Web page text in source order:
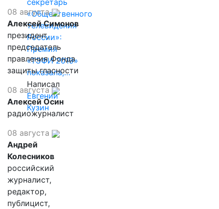
секретарь
«Общественного
телевидения
России»:
Премия
«ТЭФИ 2019»
показала,…
Написал
Евгений
Кузин
08 августа
Алексей Симонов
президент,
председатель
правления Фонда
защиты гласности
08 августа
Алексей Осин
радиожурналист
08 августа
Андрей
Колесников
российский
журналист,
редактор,
публицист,